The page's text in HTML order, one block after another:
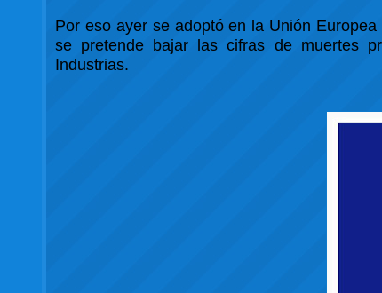
Por eso ayer se adoptó en la Unión
se pretende bajar las cifras de muertes
Industrias.